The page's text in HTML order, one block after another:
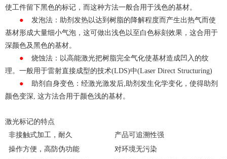
使工件留下黑色的标记，而这种方法一般合用于浅色的基材。
● 发泡法：助剂发热以达到树脂的降解程度而产生出热气而使
基材形成大量细小气泡，这可做出浅色以至白色标刻效果，这合用于
深颜色及黑色的基材。
● 烧蚀法：以高能激光把树脂完全气化使基材造成凹入的纹
理。一般用于雷射直接成型的技术(LDS)中(Laser Direct Structuring)
● 助剂自身变色：经激光激发后,助剂发生化学变化，使得助剂
颜色变深, 这方法合用于颜色浅的基材。
激光标记的特点
非接触式加工，耐久
产品可追溯性强
操作方便，高防伪功能
对环境无污染